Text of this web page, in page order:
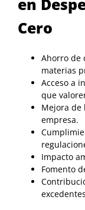
en
Cero
Ahorro de
materias
Acceso a
que
Mejora de
empresa.
Impacto
Fomento